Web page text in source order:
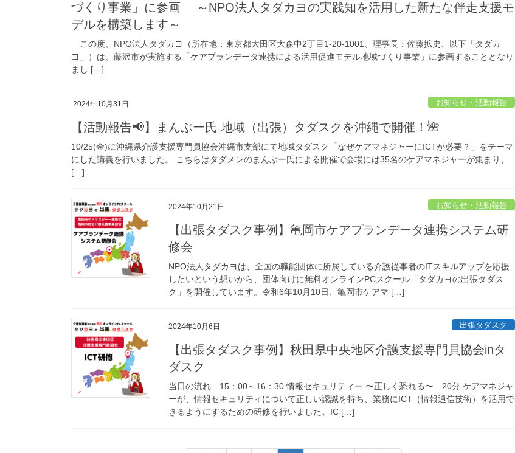
づくり事業」に参画 ～NPO法人タダカヨの実践知を活用した新たな伴走支援モ
デルを構築します～
この度、NPO法人タダカヨ（所在地：東京都大田区大森中2丁目1-20-1001、理事長：佐藤拡史、以下「タダカ
ヨ」）は、藤沢市が実施する「ケアプランデータ連携による活用促進モデル地域づくり事業」に参画することとなり
まし […]
2024年10月31日 お知らせ・活動報告
【活動報告📢】まんぶー氏 地域（出張）タダスクを沖縄で開催！🌺
10/25(金)に沖縄県介護支援専門員協会沖縄市支部にて地域タダスク「なぜケアマネジャーにICTが必要？」をテーマ
にした講義を行いました。 こちらはタダメンのまんぶー氏による開催で会場には35名のケアマネジャーが集まり、
[…]
2024年10月21日 お知らせ・活動報告
【出張タダスク事例】亀岡市ケアプランデータ連携システム研
修会
NPO法人タダカヨは、全国の職能団体に所属している介護従事者のITスキルアップを応援
したいという想いから、団体向けに無料オンラインPCスクール「タダカヨの出張タダス
ク」を開催しています。令和6年10月10日、亀岡市ケアマ […]
2024年10月6日 出張タダスク
【出張タダスク事例】秋田県中央地区介護支援専門員協会inタ
ダスク
当日の流れ 15：00～16：30 情報セキュリティー 〜正しく恐れる〜 20分 ケアマネジャ
ーが、情報セキュリティについて正しい認識を持ち、業務にICT（情報通信技術）を活用で
きるようにするための研修を行いました。IC […]